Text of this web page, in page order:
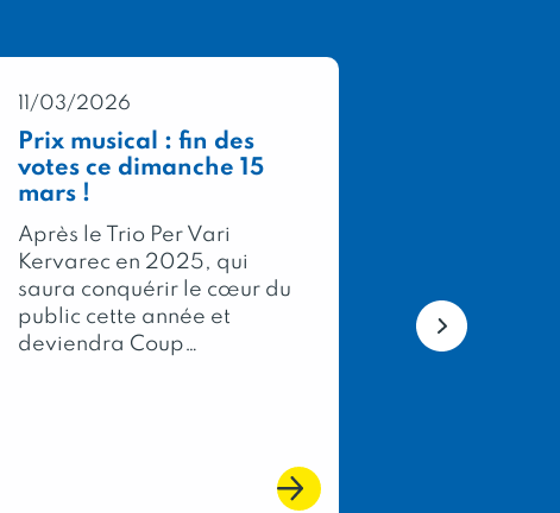
11/03/2026
Prix musical : fin des
votes ce dimanche 15
mars !
Après le Trio Per Vari
Kervarec en 2025, qui
saura conquérir le cœur du
public cette année et
deviendra Coup…
Concours
Agricole,